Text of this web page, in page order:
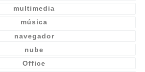
multimedia
música
navegador
nube
Office